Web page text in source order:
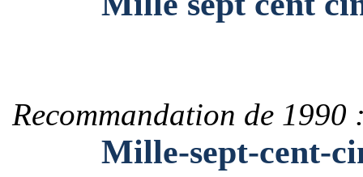
Recommandation de 1990
Mille-sept-cent-